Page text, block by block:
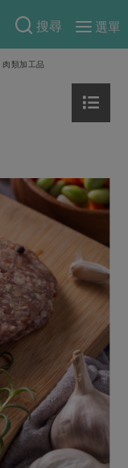
搜尋
選單
話
肉類加工品